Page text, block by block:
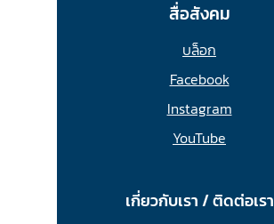
สื่อสังคม
บล็อก
Facebook
Instagram
YouTube
เกี่ยวกับเรา / ติดต่อเรา